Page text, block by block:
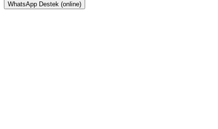
WhatsApp Destek (online)